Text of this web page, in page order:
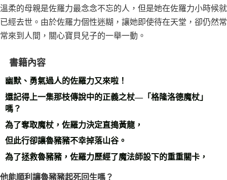
溫柔的母親是佐羅力最念念不忘的人，但是她在佐羅力小時候就
已經去世。由於佐羅力個性迷糊，讓她即使待在天堂，卻仍然常
常來到人間，關心寶貝兒子的一舉一動。
書籍內容
幽默、勇氣過人的佐羅力又來啦！
還記得上一集那枝傳說中的正義之杖—「格隆洛德魔杖」
嗎？
為了奪取魔杖，佐羅力決定直搗黃龍，
但此行卻讓魯豬豬不幸掉落山谷。
為了拯救魯豬豬，佐羅力歷經了魔法師設下的重重關卡，
他能順利讓魯豬豬起死回生嗎？